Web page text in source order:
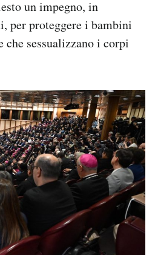
un impegno, in
per proteggere i bambini
sessualizzano i corpi